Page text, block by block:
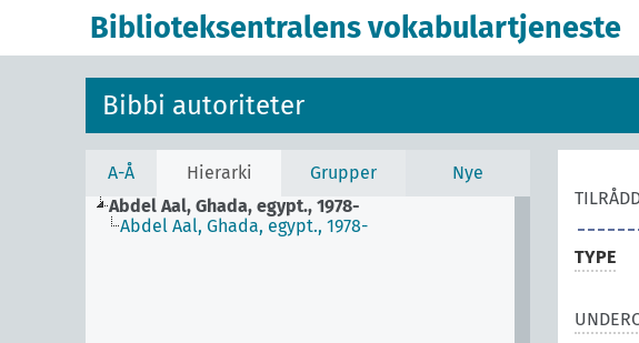
Biblioteksentralens vokabulartjeneste
Bibbi autoriteter
A-Å Hierarki Grupper
Nye
Abdel Aal, Ghada, egypt., 1978-
Abdel Aal, Ghada, egypt., 1978-
TYPE